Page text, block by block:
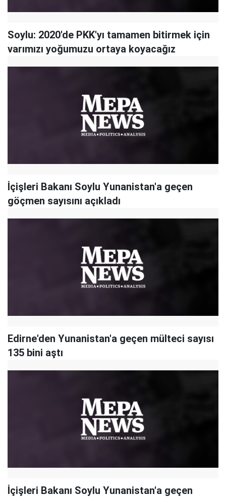
Soylu: 2020'de PKK'yı tamamen bitirmek için
varımızı yoğumuzu ortaya koyacağız
İçişleri Bakanı Soylu Yunanistan'a geçen
göçmen sayısını açıkladı
Edirne'den Yunanistan'a geçen mülteci sayısı
135 bini aştı
İçişleri Bakanı Soylu Yunanistan'a geçen